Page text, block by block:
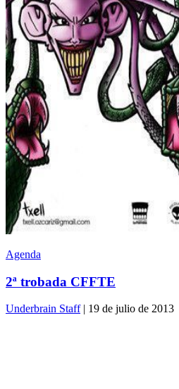
Agenda
2ª trobada CFFTE
Underbrain Staff| 19 de julio de 2013